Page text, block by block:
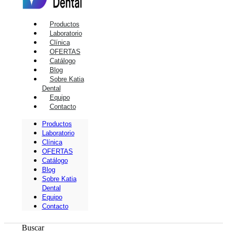
Productos
Laboratorio
Clínica
OFERTAS
Catálogo
Blog
Sobre Katia
Dental
Equipo
Contacto
Productos
Laboratorio
Clínica
OFERTAS
Catálogo
Blog
Sobre Katia
Dental
Equipo
Contacto
Buscar